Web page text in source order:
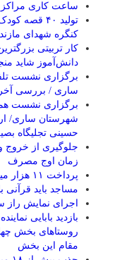
ساعت کاری مراکز دولتی
تولید ۴۰
کنگره شهدای
کار تربیتی
دانش‌آموز شاید
برگزاری ‌نشست
ساری / بررسی
برگزاری نشست
شهرستان ساری/
حسینی تجلیگاه
جلوگیری از خروج
زمان اوج مصرف
پرداخت ۱۱ هزار میلیارد ریال از مطالبات گندم کاران مازندرانی
مساجد باید قرآنی
اجرای نمایش
بازدید بابایی
مقام این بخش